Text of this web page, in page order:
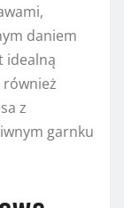
daniem
idealną
również
z
garnku